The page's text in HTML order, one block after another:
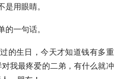
是用眼睛。
的一句话。
的生日，今天才知道钱有多重
我最疼爱的二弟，有什么就冲